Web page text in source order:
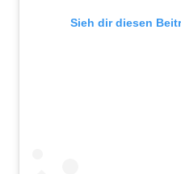
Sieh dir diesen